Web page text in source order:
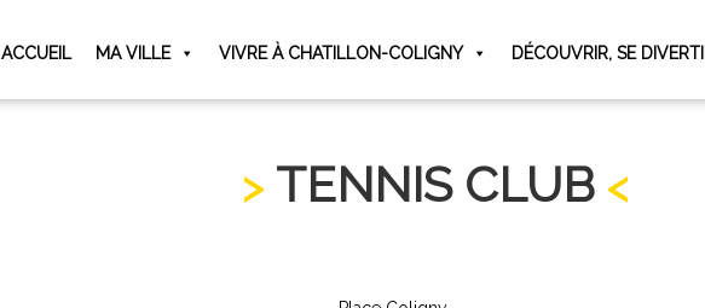
ACCUEIL MA VILLE VIVRE À CHATILLON-COLIGNY DÉCOUVRIR, SE
TENNIS CLUB